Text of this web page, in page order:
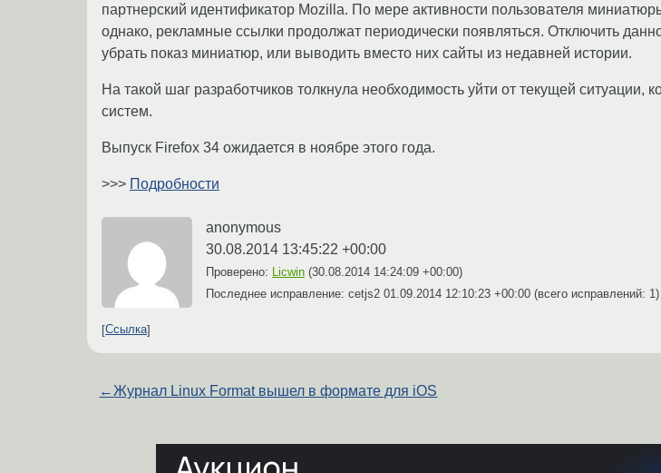
партнерский идентификатор Mozilla. По мере активности пользователя
однако, рекламные ссылки продолжат периодически появляться. Отключить
убрать показ миниатюр, или выводить вместо них сайты из недавней истории.
На такой шаг разработчиков толкнула необходимость уйти от текущей ситуации,
систем.
Выпуск Firefox 34 ожидается в ноябре этого года.
>>> Подробности
anonymous
30.08.2014 13:45:22 +00:00
Проверено: Licwin (30.08.2014 14:24:09 +00:00)
Последнее исправление: cetjs2 01.09.2014 12:10:23 +00:00 (всего исправлений: 1)
Ссылка
← Журнал Linux Format вышел в формате для iOS